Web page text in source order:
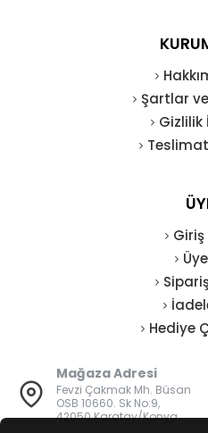
Şartlar
Gizlilik
Hediye
Mağaza Adresi
Fevzi Çakmak Mh. Büsan
OSB 10660. Sk No:9,
42050 Karatay/Konya